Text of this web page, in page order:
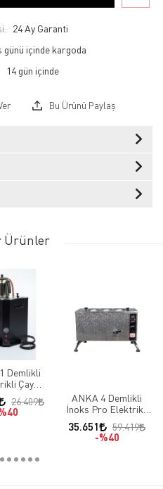
24 Ay Garanti
günü içinde kargoda
Bu Ürünü Paylaş
Ürünler
Demlikli
Çay
Yeni Nesil
Siyah
26.409
ANKA 4 Demlikli
İnoks Pro Elektrikli
Çay Kazanı IPE4
35.651
59.419
%40